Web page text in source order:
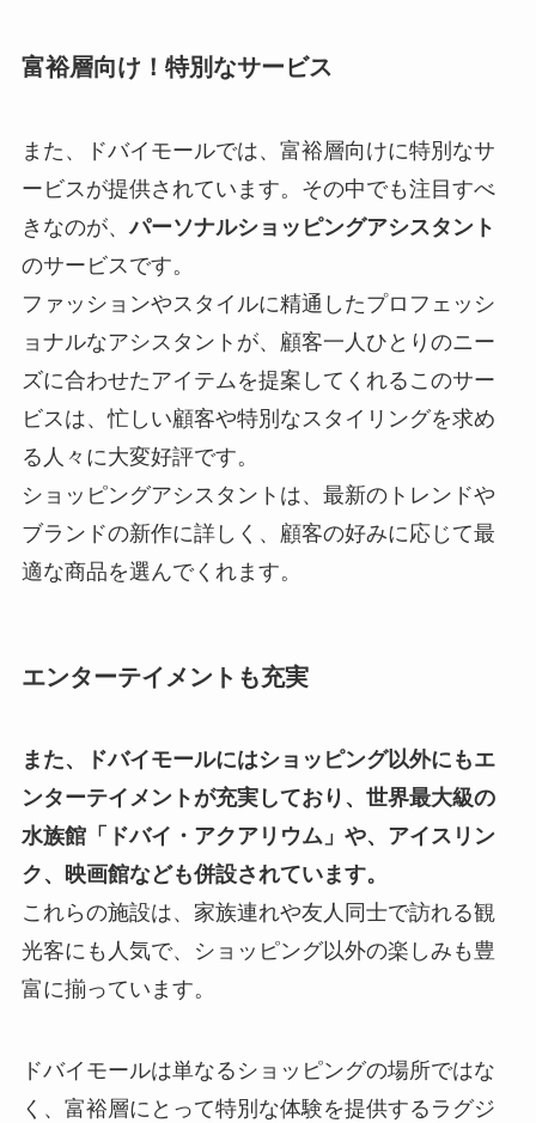
富裕層向け！特別なサービス
また、ドバイモールでは、富裕層向けに特別なサ
ービスが提供されています。その中でも注目すべ
きなのが、パーソナルショッピングアシスタント
のサービスです。
ファッションやスタイルに精通したプロフェッシ
ョナルなアシスタントが、顧客一人ひとりのニー
ズに合わせたアイテムを提案してくれるこのサー
ビスは、忙しい顧客や特別なスタイリングを求め
る人々に大変好評です。
ショッピングアシスタントは、最新のトレンドや
ブランドの新作に詳しく、顧客の好みに応じて最
適な商品を選んでくれます。
エンターテイメントも充実
また、ドバイモールにはショッピング以外にもエ
ンターテイメントが充実しており、世界最大級の
水族館「ドバイ・アクアリウム」や、アイスリン
ク、映画館なども併設されています。
これらの施設は、家族連れや友人同士で訪れる観
光客にも人気で、ショッピング以外の楽しみも豊
富に揃っています。
ドバイモールは単なるショッピングの場所ではな
く、富裕層にとって特別な体験を提供するラグジ